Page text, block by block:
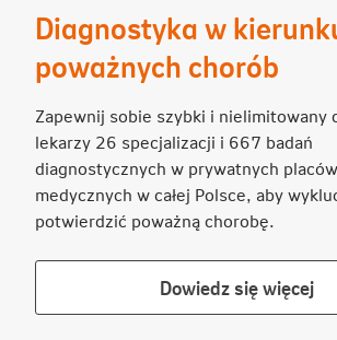
Diagnostyka w
poważnych chorób
Zapewnij sobie szybki i nielimitowany
lekarzy 26 specjalizacji i 667 badań
diagnostycznych w prywatnych
medycznych w całej Polsce, aby
potwierdzić poważną chorobę.
Dowiedz się więcej
się